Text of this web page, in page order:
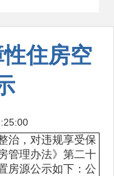
住房空
，对违规享受保
管理办法》第二十
房源公示如下：公